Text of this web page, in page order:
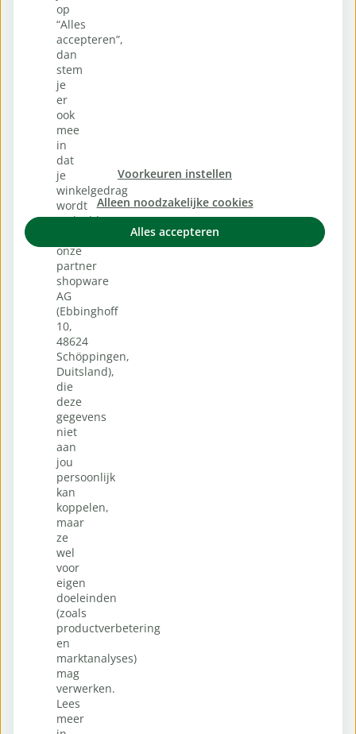
op
“Alles
accepteren”,
dan
stem
je
er
ook
mee
in
dat
je
winkelgedrag
wordt
gedeeld
onze
partner
shopware
AG
(Ebbinghoff
10,
48624
Schöppingen,
Duitsland),
die
deze
gegevens
niet
aan
jou
persoonlijk
kan
koppelen,
maar
ze
wel
voor
eigen
doeleinden
(zoals
productverbetering
en
marktanalyses)
mag
verwerken.
Lees
meer
Voorkeuren instellen
Alleen noodzakelijke cookies
Alles accepteren